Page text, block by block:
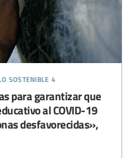
sostenible 4
para garantizar que
al COVID-19
desfavorecidas»,